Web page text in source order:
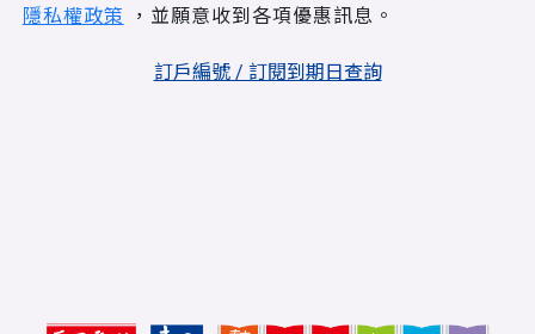
隱私權政策 ，並願意收到各項優惠訊息。
訂戶編號 / 訂閱到期日查詢